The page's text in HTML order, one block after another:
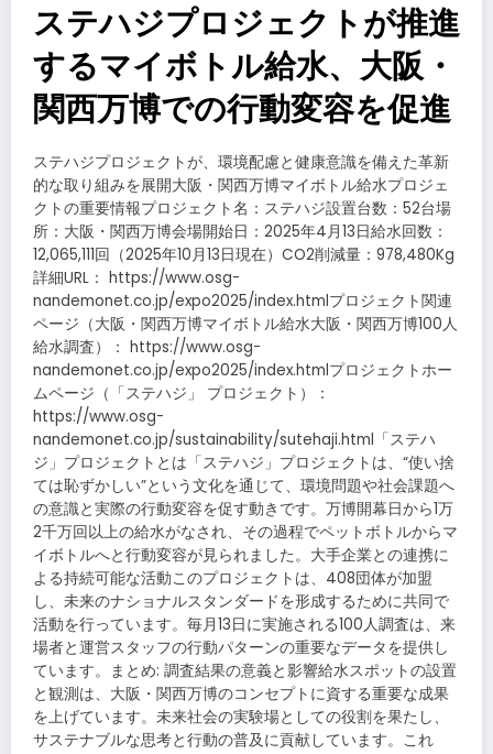
ステハジプロジェクトが推進
するマイボトル給水、大阪・
関西万博での行動変容を促進
ステハジプロジェクトが、環境配慮と健康意識を備えた革新
的な取り組みを展開大阪・関西万博マイボトル給水プロジェ
クトの重要情報プロジェクト名：ステハジ設置台数：52台場
所：大阪・関西万博会場開始日：2025年4月13日給水回数：
12,065,111回（2025年10月13日現在）CO2削減量：978,480Kg
詳細URL： https://www.osg-
nandemonet.co.jp/expo2025/index.htmlプロジェクト関連
ページ（大阪・関西万博マイボトル給水大阪・関西万博100人
給水調査）： https://www.osg-
nandemonet.co.jp/expo2025/index.htmlプロジェクトホー
ムページ（「ステハジ」 プロジェクト）：
https://www.osg-
nandemonet.co.jp/sustainability/sutehaji.html「ステハ
ジ」プロジェクトとは「ステハジ」プロジェクトは、“使い捨
ては恥ずかしい”という文化を通じて、環境問題や社会課題へ
の意識と実際の行動変容を促す動きです。万博開幕日から1万
2千万回以上の給水がなされ、その過程でペットボトルからマ
イボトルへと行動変容が見られました。大手企業との連携に
よる持続可能な活動このプロジェクトは、408団体が加盟
し、未来のナショナルスタンダードを形成するために共同で
活動を行っています。毎月13日に実施される100人調査は、来
場者と運営スタッフの行動パターンの重要なデータを提供し
ています。まとめ: 調査結果の意義と影響給水スポットの設置
と観測は、大阪・関西万博のコンセプトに資する重要な成果
を上げています。未来社会の実験場としての役割を果たし、
サステナブルな思考と行動の普及に貢献しています。これ